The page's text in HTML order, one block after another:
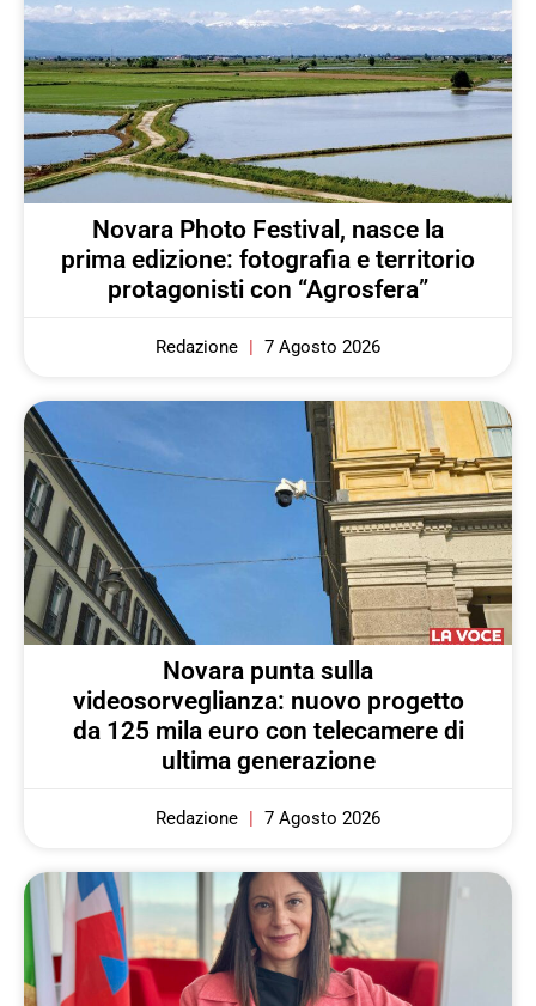
Novara Photo Festival, nasce la
prima edizione: fotografia e territorio
protagonisti con “Agrosfera”
Redazione 7 Agosto 2026
Novara punta sulla
videosorveglianza: nuovo progetto
da 125 mila euro con telecamere di
ultima generazione
Redazione 7 Agosto 2026